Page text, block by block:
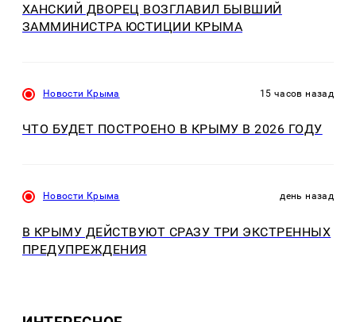
ХАНСКИЙ ДВОРЕЦ ВОЗГЛАВИЛ БЫВШИЙ
ЗАММИНИСТРА ЮСТИЦИИ КРЫМА
Новости Крыма 15 часов назад
ЧТО БУДЕТ ПОСТРОЕНО В КРЫМУ В 2026 ГОДУ
Новости Крыма день назад
В КРЫМУ ДЕЙСТВУЮТ СРАЗУ ТРИ ЭКСТРЕННЫХ
ПРЕДУПРЕЖДЕНИЯ